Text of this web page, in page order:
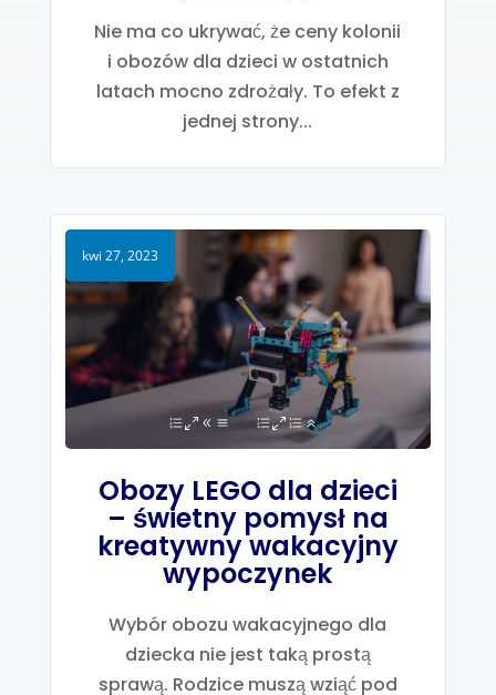
Nie ma co ukrywać, że ceny kolonii
i obozów dla dzieci w ostatnich
latach mocno zdrożały. To efekt z
jednej strony...
kwi 27, 2023
Obozy LEGO dla dzieci
– świetny pomysł na
kreatywny wakacyjny
wypoczynek
Wybór obozu wakacyjnego dla
dziecka nie jest taką prostą
sprawą. Rodzice muszą wziąć pod